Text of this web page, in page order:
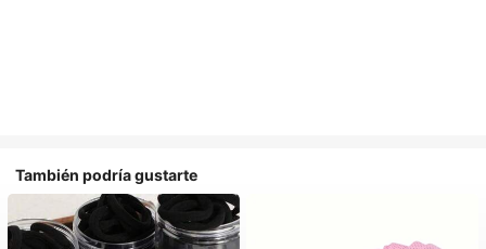
También podría gustarte